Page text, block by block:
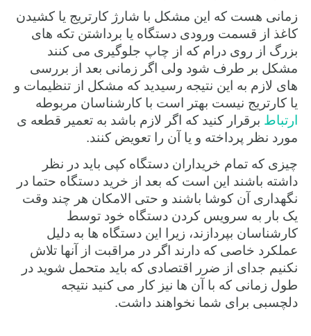
زمانی هست که این مشکل با شارژ کارتریج یا کشیدن
کاغذ از قسمت ورودی دستگاه یا برداشتن تکه های
بزرگ از روی درام که از چاپ جلوگیری می کنند
مشکل بر طرف شود ولی اگر زمانی بعد از بررسی
های لازم به این نتیجه رسیدید که مشکل از تنظیمات و
یا کارتریج نیست بهتر است با کارشناسان مربوطه
ارتباط برقرار کنید که اگر لازم باشد به تعمیر قطعه ی
مورد نظر پرداخته و یا آن را تعویض کنند.
چیزی که تمام خریداران دستگاه کپی باید در نظر
داشته باشند این است که بعد از خرید دستگاه حتما در
نگهداری آن کوشا باشند و حتی الامکان هر چند وقت
یک بار به سرویس کردن دستگاه خود توسط
کارشناسان بپردازند، زیرا این دستگاه ها به دلیل
عملکرد خاصی که دارند اگر در مراقبت از آنها تلاش
نکنیم جدای از ضرر اقتصادی که باید متحمل شوید در
طول زمانی که با آن ها نیز کار می کنید نتیجه
دلچسبی برای شما نخواهند داشت.